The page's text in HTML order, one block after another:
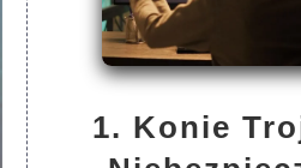
1. Konie